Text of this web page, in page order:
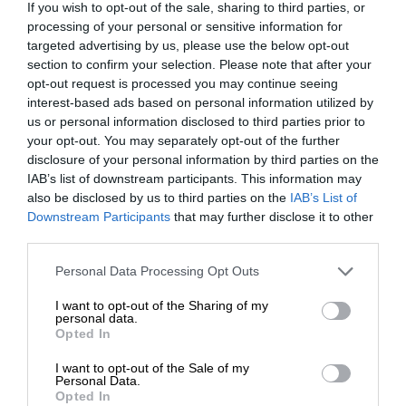
If you wish to opt-out of the sale, sharing to third parties, or
processing of your personal or sensitive information for
targeted advertising by us, please use the below opt-out
section to confirm your selection. Please note that after your
opt-out request is processed you may continue seeing
interest-based ads based on personal information utilized by
us or personal information disclosed to third parties prior to
your opt-out. You may separately opt-out of the further
disclosure of your personal information by third parties on the
IAB’s list of downstream participants. This information may
also be disclosed by us to third parties on the IAB’s List of
Downstream Participants that may further disclose it to other
Personal Data Processing Opt Outs
I want to opt-out of the Sharing of my
personal data.
Opted In
I want to opt-out of the Sale of my
Personal Data.
Opted In
Rozwijające się firmy i oddziały przedsiębiorstw
wymagające wydajności, możliwości
administrowania i nadmiarowości na poziomie
korporacyjnym, dostępnych w zaawansowanym
serwerze jednoprocesorowym w obudowie typu
tower.
Serwery Dell PowerEdge zostały zaprojektowane z
myślą o potrzebach rozwijających się małych firm
i oddziałów. Oferują więcej funkcji i lepszą
wydajność niż serwery klasy podstawowej.
administrowania, w skład których wchodzą między
innymi administrowanie zdalne, krótka, 52 cm
(20,5") obudowa, nadmiarowe podzespoły i
niedrogie macierze RAID. Serwery Dell to idealne,
solidne i niezawodne rozwiązanie w obudowie
typu tower.
certyfikaty), których wspomagają zespoły
doświadczonych specjalistów ds. zarządzania
programami. Dajemy naszym klientom pewność, że
projekt będzie prowadzony prawidłowo i terminowo.
Wsparcie
Zapewnij sobie swobodę, która pozwoli Ci
skoncentrować się na transformacji firmy, polegając na
doświadczeniu i fachowej wiedzy, z których firma Dell
analizę predykcyjną, asystę innych podmiotów w ramach
współpracy oraz opiekę menedżera ds. usług
technologicznych.